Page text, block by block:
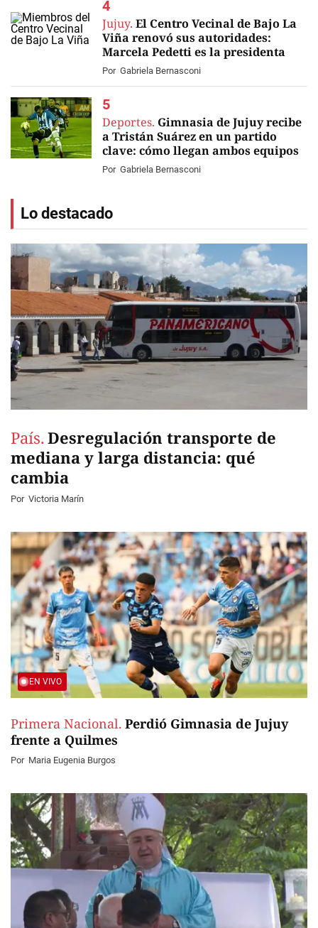
Jujuy. El Centro Vecinal de Bajo La
Viña renovó sus autoridades:
Marcela Pedetti es la presidenta
Por Gabriela Bernasconi
Deportes. Gimnasia de Jujuy recibe
a Tristán Suárez en un partido
clave: cómo llegan ambos equipos
Por Gabriela Bernasconi
Lo destacado
País. Desregulación transporte de
mediana y larga distancia: qué
cambia
Por Victoria Marín
EN VIVO
Primera Nacional. Perdió Gimnasia de Jujuy
frente a Quilmes
Por Maria Eugenia Burgos